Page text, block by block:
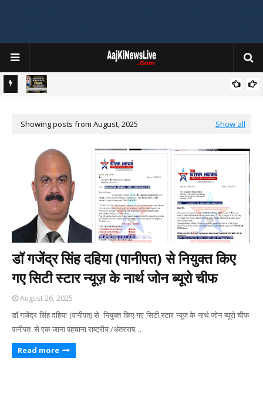
Showing posts from August, 2025 Show all
डॉ गजेंद्र सिंह दहिया (पानीपत) से नियुक्त किए
गए सिटी स्टार न्यूज़ के नार्थ जोन ब्यूरो चीफ
August 26, 2025
डॉ गजेंद्र सिंह दहिया (पानीपत) से नियुक्त किए गए सिटी स्टार न्यूज़ के नार्थ जोन ब्यूरो चीफ
पानीपत से एक जाना पहचाना राष्ट्रीय /अंतरराष…
Read more